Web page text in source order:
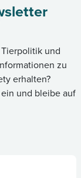
und
zu
erhalten?
und bleibe auf